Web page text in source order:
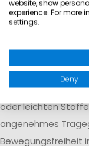
eignen sich für
unterschiedliche
für verschiedene
Die Modelle
oder leichten
angenehmes
Bewegungsfreiheit
website, show
experience. For more
settings.
Deny